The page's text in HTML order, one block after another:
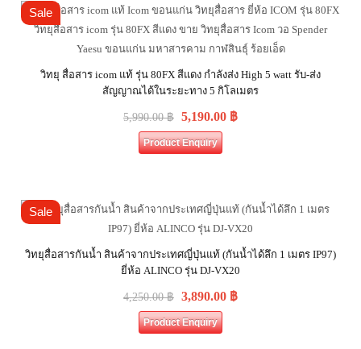
Sale
วิทยุ สื่อสาร icom แท้ รุ่น 80FX สีแดง กำลังส่ง High 5 watt รับ-ส่ง
สัญญาณได้ในระยะทาง 5 กิโลเมตร
5,990.00฿ 5,190.00 ฿
Product Enquiry
Sale
วิทยุสื่อสารกันน้ำ สินค้าจากประเทศญี่ปุ่นแท้ (กันน้ำได้ลึก 1 เมตร IP97)
ยี่ห้อ ALINCO รุ่น DJ-VX20
4,250.00฿ 3,890.00 ฿
Product Enquiry